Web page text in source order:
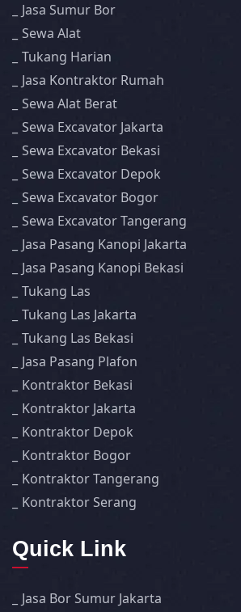
Jasa Sumur Bor
Sewa Alat
Tukang Harian
Jasa Kontraktor Rumah
Sewa Alat Berat
Sewa Excavator Jakarta
Sewa Excavator Bekasi
Sewa Excavator Depok
Sewa Excavator Bogor
Sewa Excavator Tangerang
Jasa Pasang Kanopi Jakarta
Jasa Pasang Kanopi Bekasi
Tukang Las
Tukang Las Jakarta
Tukang Las Bekasi
Jasa Pasang Plafon
Kontraktor Bekasi
Kontraktor Jakarta
Kontraktor Depok
Kontraktor Bogor
Kontraktor Tangerang
Kontraktor Serang
Quick Link
Jasa Bor Sumur Jakarta